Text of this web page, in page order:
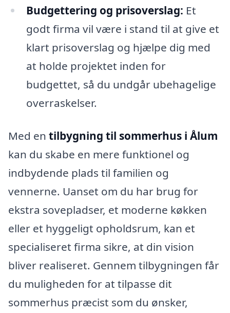
Budgettering og prisoverslag: Et
godt firma vil være i stand til at give et
klart prisoverslag og hjælpe dig med
at holde projektet inden for
budgettet, så du undgår ubehagelige
overraskelser.
Med en tilbygning til sommerhus i Ålum
kan du skabe en mere funktionel og
indbydende plads til familien og
vennerne. Uanset om du har brug for
ekstra sovepladser, et moderne køkken
eller et hyggeligt opholdsrum, kan et
specialiseret firma sikre, at din vision
bliver realiseret. Gennem tilbygningen får
du muligheden for at tilpasse dit
sommerhus præcist som du ønsker,